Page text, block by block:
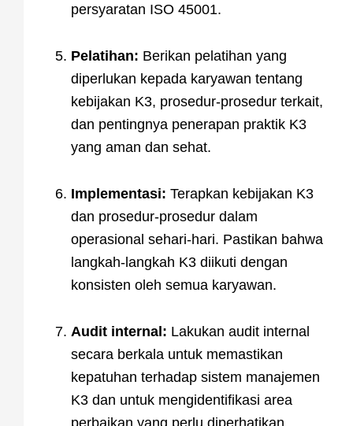
persyaratan ISO 45001.
Pelatihan: Berikan pelatihan yang
diperlukan kepada karyawan tentang
kebijakan K3, prosedur-prosedur terkait,
dan pentingnya penerapan praktik K3
yang aman dan sehat.
Implementasi: Terapkan kebijakan K3
dan prosedur-prosedur dalam
operasional sehari-hari. Pastikan bahwa
langkah-langkah K3 diikuti dengan
konsisten oleh semua karyawan.
Audit internal: Lakukan audit internal
secara berkala untuk memastikan
kepatuhan terhadap sistem manajemen
K3 dan untuk mengidentifikasi area
perbaikan yang perlu diperhatikan.